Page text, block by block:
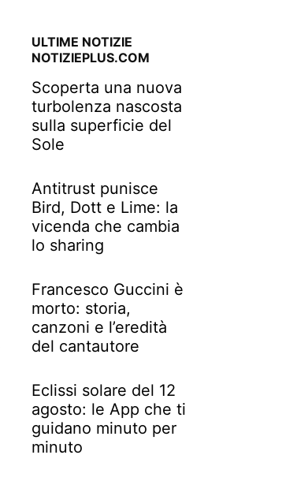
ULTIME NOTIZIE
NOTIZIEPLUS.COM
Scoperta una nuova
turbolenza nascosta
sulla superficie del
Sole
Antitrust punisce
Bird, Dott e Lime: la
vicenda che cambia
lo sharing
Francesco Guccini è
morto: storia,
canzoni e l’eredità
del cantautore
Eclissi solare del 12
agosto: le App che ti
guidano minuto per
minuto